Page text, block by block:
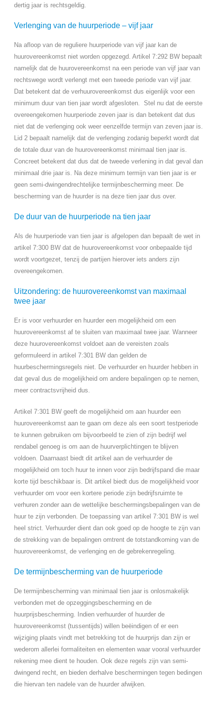
dertig jaar is rechtsgeldig.
Verlenging van de huurperiode – vijf jaar
Na afloop van de reguliere huurperiode van vijf jaar kan de
huurovereenkomst niet worden opgezegd. Artikel 7:292 BW bepaalt
namelijk dat de huurovereenkomst na een periode van vijf jaar van
rechtswege wordt verlengt met een tweede periode van vijf jaar.
Dat betekent dat de verhuurovereenkomst dus eigenlijk voor een
minimum duur van tien jaar wordt afgesloten. Stel nu dat de eerste
overeengekomen huurperiode zeven jaar is dan betekent dat dus
niet dat de verlenging ook weer eenzelfde termijn van zeven jaar is.
Lid 2 bepaalt namelijk dat de verlenging zodanig beperkt wordt dat
de totale duur van de huurovereenkomst minimaal tien jaar is.
Concreet betekent dat dus dat de tweede verlening in dat geval dan
minimaal drie jaar is. Na deze minimum termijn van tien jaar is er
geen semi-dwingendrechtelijke termijnbescherming meer. De
bescherming van de huurder is na deze tien jaar dus over.
De duur van de huurperiode na tien jaar
Als de huurperiode van tien jaar is afgelopen dan bepaalt de wet in
artikel 7:300 BW dat de huurovereenkomst voor onbepaalde tijd
wordt voortgezet, tenzij de partijen hierover iets anders zijn
overeengekomen.
Uitzondering: de huurovereenkomst van maximaal
twee jaar
Er is voor verhuurder en huurder een mogelijkheid om een
huurovereenkomst af te sluiten van maximaal twee jaar. Wanneer
deze huurovereenkomst voldoet aan de vereisten zoals
geformuleerd in artikel 7:301 BW dan gelden de
huurbeschermingsregels niet. De verhuurder en huurder hebben in
dat geval dus de mogelijkheid om andere bepalingen op te nemen,
meer contractsvrijheid dus.
Artikel 7:301 BW geeft de mogelijkheid om aan huurder een
huurovereenkomst aan te gaan om deze als een soort testperiode
te kunnen gebruiken om bijvoorbeeld te zien of zijn bedrijf wel
rendabel genoeg is om aan de huurverplichtingen te blijven
voldoen. Daarnaast biedt dit artikel aan de verhuurder de
mogelijkheid om toch huur te innen voor zijn bedrijfspand die maar
korte tijd beschikbaar is. Dit artikel biedt dus de mogelijkheid voor
verhuurder om voor een kortere periode zijn bedrijfsruimte te
verhuren zonder aan de wettelijke beschermingsbepalingen van de
huur te zijn verbonden. De toepassing van artikel 7:301 BW is wel
heel strict. Verhuurder dient dan ook goed op de hoogte te zijn van
de strekking van de bepalingen omtrent de totstandkoming van de
huurovereenkomst, de verlenging en de gebrekenregeling.
De termijnbescherming van de huurperiode
De termijnbescherming van minimaal tien jaar is onlosmakelijk
verbonden met de opzeggingsbescherming en de
huurprijsbescherming. Indien verhuurder of huurder de
huurovereenkomst (tussentijds) willen beëindigen of er een
wijziging plaats vindt met betrekking tot de huurprijs dan zijn er
wederom allerlei formaliteiten en elementen waar vooral verhuurder
rekening mee dient te houden. Ook deze regels zijn van semi-
dwingend recht, en bieden derhalve beschermingen tegen bedingen
die hiervan ten nadele van de huurder afwijken.